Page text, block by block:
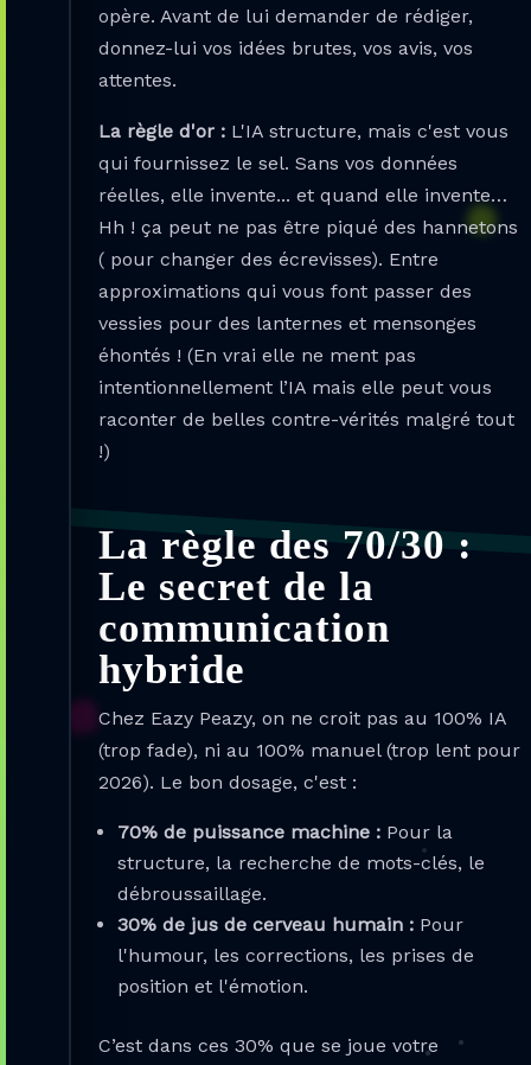
opère. Avant de lui demander de rédiger,
donnez-lui vos idées brutes, vos avis, vos
attentes.
La règle d'or : L'IA structure, mais c'est vous
qui fournissez le sel. Sans vos données
réelles, elle invente... et quand elle invente…
Hh ! ça peut ne pas être piqué des hannetons
( pour changer des écrevisses). Entre
approximations qui vous font passer des
vessies pour des lanternes et mensonges
éhontés ! (En vrai elle ne ment pas
intentionnellement l’IA mais elle peut vous
raconter de belles contre-vérités malgré tout
!)
La règle des 70/30 :
Le secret de la
communication
hybride
Chez Eazy Peazy, on ne croit pas au 100% IA
(trop fade), ni au 100% manuel (trop lent pour
2026). Le bon dosage, c'est :
70% de puissance machine : Pour la
structure, la recherche de mots-clés, le
débroussaillage.
30% de jus de cerveau humain : Pour
l'humour, les corrections, les prises de
position et l'émotion.
C’est dans ces 30% que se joue votre